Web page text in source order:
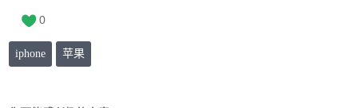
0
iphone 苹果